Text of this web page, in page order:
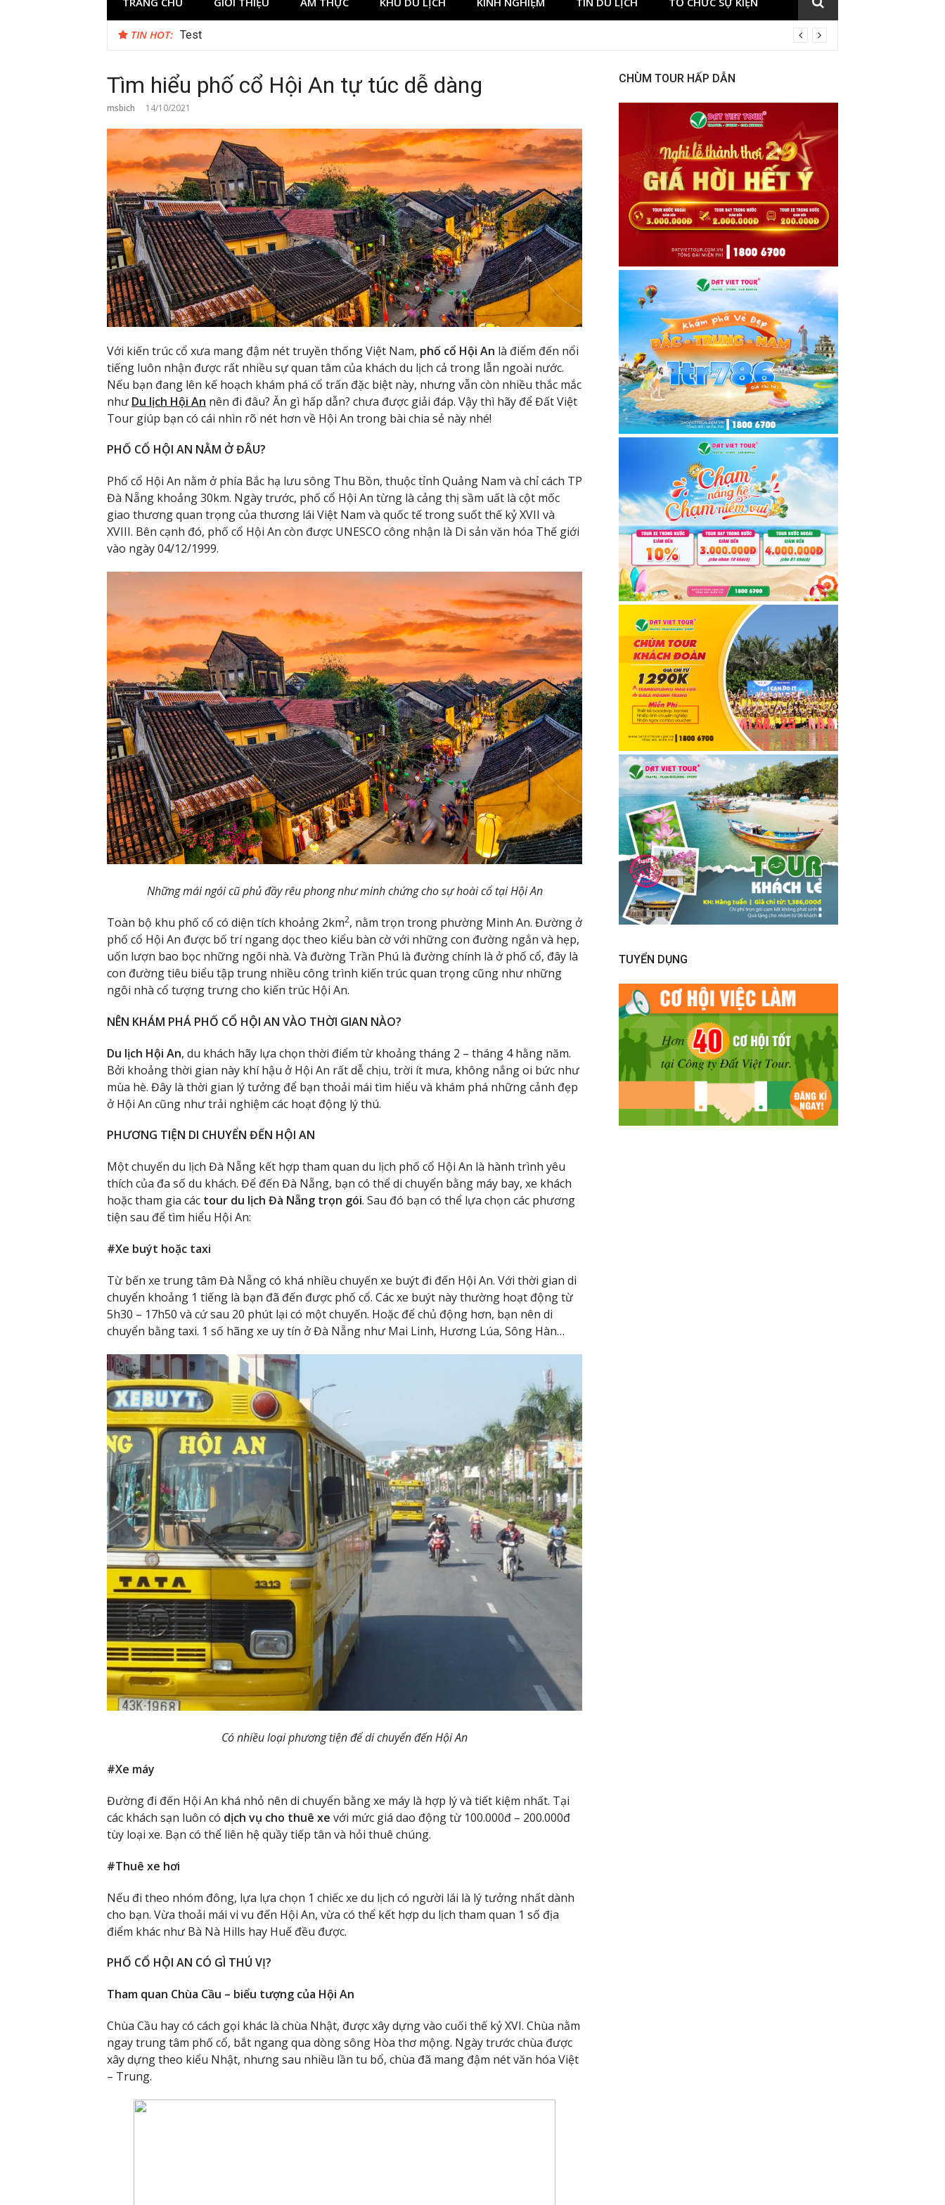
TIN HOT: Test
Tìm hiểu phố cổ Hội An tự túc dễ dàng
msbich 14/10/2021
Với kiến trúc cổ xưa mang đậm nét truyền thống Việt Nam, phố cổ Hội An là điểm đến nổi
tiếng luôn nhận được rất nhiều sự quan tâm của khách du lịch cả trong lẫn ngoài nước.
Nếu bạn đang lên kế hoạch khám phá cổ trấn đặc biệt này, nhưng vẫn còn nhiều thắc mắc
như Du lịch Hội An nên đi đâu? Ăn gì hấp dẫn? chưa được giải đáp. Vậy thì hãy để Đất Việt
Tour giúp bạn có cái nhìn rõ nét hơn về Hội An trong bài chia sẻ này nhé!
PHỐ CỔ HỘI AN NẰM Ở ĐÂU?
Phố cổ Hội An nằm ở phía Bắc hạ lưu sông Thu Bồn, thuộc tỉnh Quảng Nam và chỉ cách TP
Đà Nẵng khoảng 30km. Ngày trước, phố cổ Hội An từng là cảng thị sầm uất là cột mốc
giao thương quan trọng của thương lái Việt Nam và quốc tế trong suốt thế kỷ XVII và
XVIII. Bên cạnh đó, phố cổ Hội An còn được UNESCO công nhận là Di sản văn hóa Thế giới
vào ngày 04/12/1999.
Những mái ngói cũ phủ đầy rêu phong như minh chứng cho sự hoài cổ tại Hội An
Toàn bộ khu phố cổ có diện tích khoảng 2km2, nằm trọn trong phường Minh An. Đường ở
phố cổ Hội An được bố trí ngang dọc theo kiểu bàn cờ với những con đường ngắn và hẹp,
uốn lượn bao bọc những ngôi nhà. Và đường Trần Phú là đường chính là ở phố cổ, đây là
con đường tiêu biểu tập trung nhiều công trình kiến trúc quan trọng cũng như những
ngôi nhà cổ tượng trưng cho kiến trúc Hội An.
NÊN KHÁM PHÁ PHỐ CỔ HỘI AN VÀO THỜI GIAN NÀO?
Du lịch Hội An, du khách hãy lựa chọn thời điểm từ khoảng tháng 2 – tháng 4 hằng năm.
Bởi khoảng thời gian này khí hậu ở Hội An rất dễ chịu, trời ít mưa, không nắng oi bức như
mùa hè. Đây là thời gian lý tưởng để bạn thoải mái tìm hiểu và khám phá những cảnh đẹp
ở Hội An cũng như trải nghiệm các hoạt động lý thú.
PHƯƠNG TIỆN DI CHUYỂN ĐẾN HỘI AN
Một chuyến du lịch Đà Nẵng kết hợp tham quan du lịch phố cổ Hội An là hành trình yêu
thích của đa số du khách. Để đến Đà Nẵng, bạn có thể di chuyển bằng máy bay, xe khách
hoặc tham gia các tour du lịch Đà Nẵng trọn gói. Sau đó bạn có thể lựa chọn các phương
tiện sau để tìm hiểu Hội An:
#Xe buýt hoặc taxi
Từ bến xe trung tâm Đà Nẵng có khá nhiều chuyến xe buýt đi đến Hội An. Với thời gian di
chuyển khoảng 1 tiếng là bạn đã đến được phố cổ. Các xe buýt này thường hoạt động từ
5h30 – 17h50 và cứ sau 20 phút lại có một chuyến. Hoặc để chủ động hơn, bạn nên di
chuyển bằng taxi. 1 số hãng xe uy tín ở Đà Nẵng như Mai Linh, Hương Lúa, Sông Hàn…
Có nhiều loại phương tiện để di chuyển đến Hội An
#Xe máy
Đường đi đến Hội An khá nhỏ nên di chuyển bằng xe máy là hợp lý và tiết kiệm nhất. Tại
các khách sạn luôn có dịch vụ cho thuê xe với mức giá dao động từ 100.000đ – 200.000đ
tùy loại xe. Bạn có thể liên hệ quầy tiếp tân và hỏi thuê chúng.
#Thuê xe hơi
Nếu đi theo nhóm đông, lựa lựa chọn 1 chiếc xe du lịch có người lái là lý tưởng nhất dành
cho bạn. Vừa thoải mái vi vu đến Hội An, vừa có thể kết hợp du lịch tham quan 1 số địa
điểm khác như Bà Nà Hills hay Huế đều được.
PHỐ CỔ HỘI AN CÓ GÌ THÚ VỊ?
Tham quan Chùa Cầu – biểu tượng của Hội An
Chùa Cầu hay có cách gọi khác là chùa Nhật, được xây dựng vào cuối thế kỷ XVI. Chùa nằm
ngay trung tâm phố cổ, bắt ngang qua dòng sông Hòa thơ mộng. Ngày trước chùa được
xây dựng theo kiểu Nhật, nhưng sau nhiều lần tu bổ, chùa đã mang đậm nét văn hóa Việt
– Trung.
CHÙM TOUR HẤP DẪN
TUYỂN DỤNG